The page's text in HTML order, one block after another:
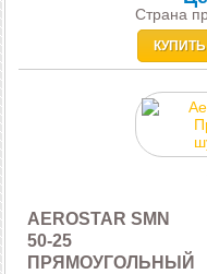
Страна
КУПИТЬ
AEROSTAR SMN
50-25
ПРЯМОУГОЛЬНЫЙ